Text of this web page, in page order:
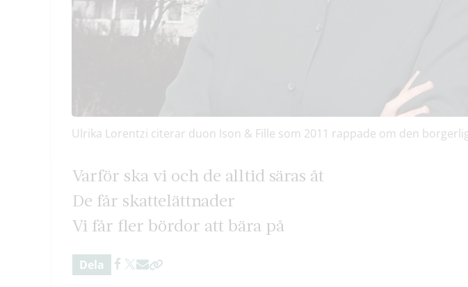
Ulrika Lorentzi citerar duon Ison & Fille som 2011 rappade om den
Varför ska vi och de alltid säras åt
De får skattelättnader
Vi får fler bördor att bära på
Dela